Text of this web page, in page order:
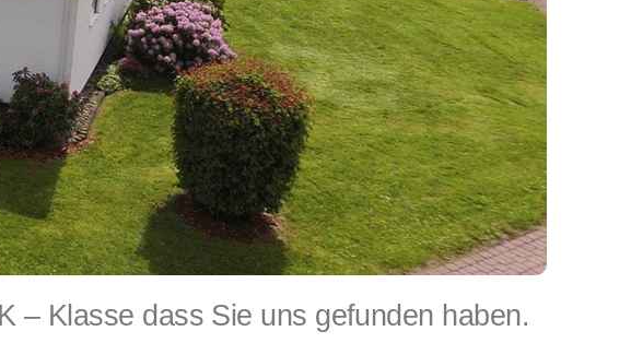
– Klasse dass Sie uns gefunden haben.